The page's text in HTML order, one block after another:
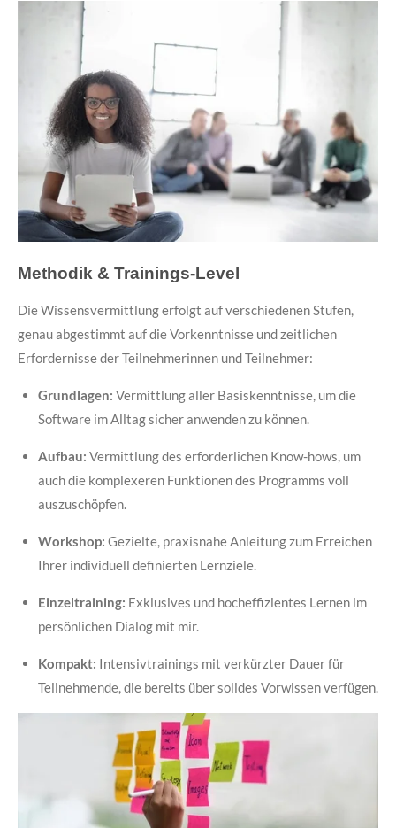
Methodik & Trainings-Level
Die Wissensvermittlung erfolgt auf verschiedenen Stufen,
genau abgestimmt auf die Vorkenntnisse und zeitlichen
Erfordernisse der Teilnehmerinnen und Teilnehmer:
Grundlagen: Vermittlung aller Basiskenntnisse, um die
Software im Alltag sicher anwenden zu können.
Aufbau: Vermittlung des erforderlichen Know-hows, um
auch die komplexeren Funktionen des Programms voll
auszuschöpfen.
Workshop: Gezielte, praxisnahe Anleitung zum Erreichen
Ihrer individuell definierten Lernziele.
Einzeltraining: Exklusives und hocheffizientes Lernen im
persönlichen Dialog mit mir.
Kompakt: Intensivtrainings mit verkürzter Dauer für
Teilnehmende, die bereits über solides Vorwissen verfügen.